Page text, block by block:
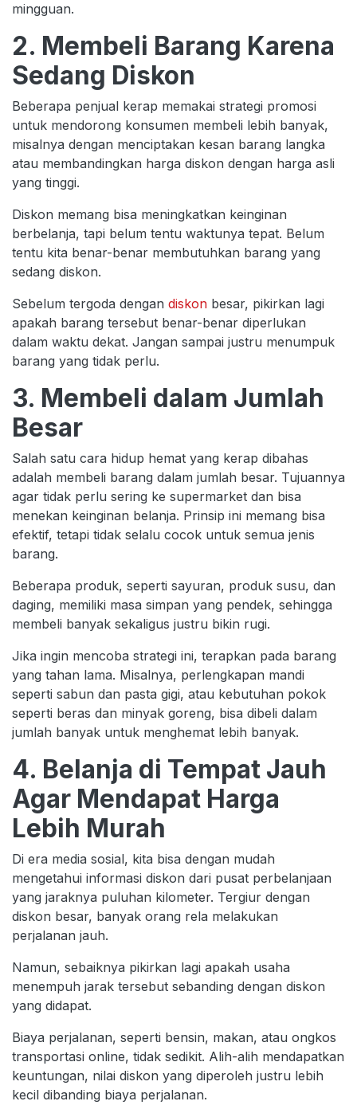
mingguan.
2. Membeli Barang Karena
Sedang Diskon
Beberapa penjual kerap memakai strategi promosi
untuk mendorong konsumen membeli lebih banyak,
misalnya dengan menciptakan kesan barang langka
atau membandingkan harga diskon dengan harga asli
yang tinggi.
Diskon memang bisa meningkatkan keinginan
berbelanja, tapi belum tentu waktunya tepat. Belum
tentu kita benar-benar membutuhkan barang yang
sedang diskon.
Sebelum tergoda dengan diskon besar, pikirkan lagi
apakah barang tersebut benar-benar diperlukan
dalam waktu dekat. Jangan sampai justru menumpuk
barang yang tidak perlu.
3. Membeli dalam Jumlah
Besar
Salah satu cara hidup hemat yang kerap dibahas
adalah membeli barang dalam jumlah besar. Tujuannya
agar tidak perlu sering ke supermarket dan bisa
menekan keinginan belanja. Prinsip ini memang bisa
efektif, tetapi tidak selalu cocok untuk semua jenis
barang.
Beberapa produk, seperti sayuran, produk susu, dan
daging, memiliki masa simpan yang pendek, sehingga
membeli banyak sekaligus justru bikin rugi.
Jika ingin mencoba strategi ini, terapkan pada barang
yang tahan lama. Misalnya, perlengkapan mandi
seperti sabun dan pasta gigi, atau kebutuhan pokok
seperti beras dan minyak goreng, bisa dibeli dalam
jumlah banyak untuk menghemat lebih banyak.
4. Belanja di Tempat Jauh
Agar Mendapat Harga
Lebih Murah
Di era media sosial, kita bisa dengan mudah
mengetahui informasi diskon dari pusat perbelanjaan
yang jaraknya puluhan kilometer. Tergiur dengan
diskon besar, banyak orang rela melakukan
perjalanan jauh.
Namun, sebaiknya pikirkan lagi apakah usaha
menempuh jarak tersebut sebanding dengan diskon
yang didapat.
Biaya perjalanan, seperti bensin, makan, atau ongkos
transportasi online, tidak sedikit. Alih-alih mendapatkan
keuntungan, nilai diskon yang diperoleh justru lebih
kecil dibanding biaya perjalanan.